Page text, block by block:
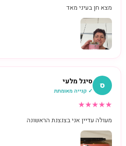
מצא חן בעיני מאד
ס סיגל מלעי
✓ קנייה מאומתת
★
★
★
★
★
מעולה עדיין אני בצנצנת הראשונה